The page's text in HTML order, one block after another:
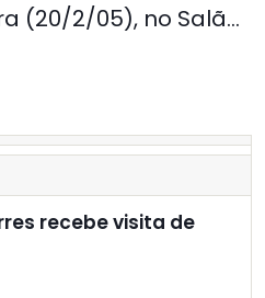
(20/2/05), no Salã...
recebe visita de